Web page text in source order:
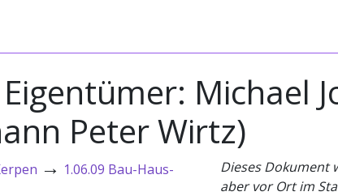
Michael
Peter Wirtz)
→ 1.06.09 Bau-Haus-
Dieses Dokument
aber vor Ort im